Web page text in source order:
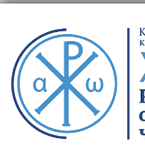
content